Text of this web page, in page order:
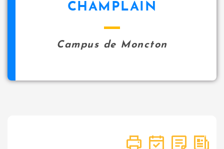
CHAMPLAIN
Campus de Moncton